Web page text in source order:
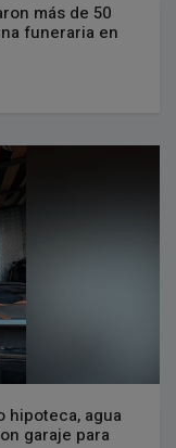
más de 50
funeraria en
hipoteca, agua
garaje para